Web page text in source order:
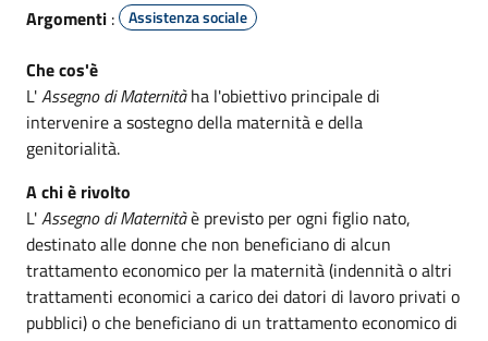
Argomenti : Assistenza sociale
Che cos'è
L'Assegno di Maternitàha l'obiettivo principale di
intervenire a sostegno della maternità e della
genitorialità.
A chi è rivolto
L'Assegno di Maternitàè previsto per ogni figlio nato,
destinato alle donne che non beneficiano di alcun
trattamento economico per la maternità (indennità o altri
trattamenti economici a carico dei datori di lavoro privati o
pubblici) o che beneficiano di un trattamento economico di